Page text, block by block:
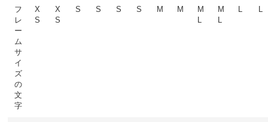
フ
レ
ー
ム
サ
イ
ズ
の
文
字
X
S
X
S
S S S S M M
M
L
M
L
L L